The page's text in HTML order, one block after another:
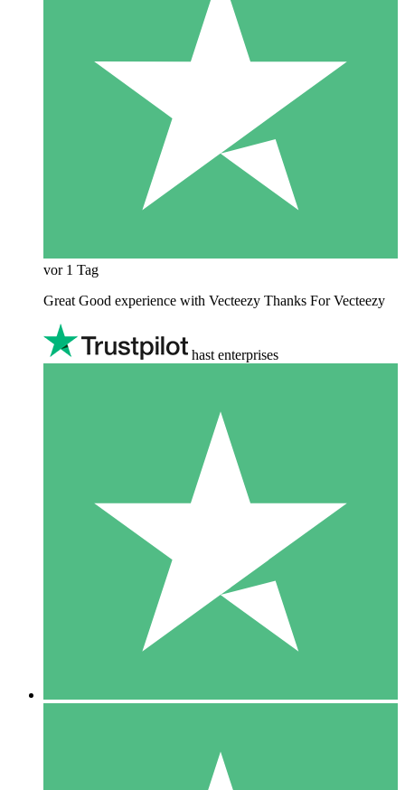
vor 1 Tag
Great Good experience with Vecteezy Thanks For Vecteezy
hast enterprises